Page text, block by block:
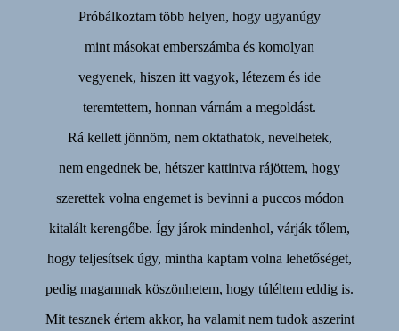
Próbálkoztam több helyen, hogy ugyanúgy
mint másokat emberszámba és komolyan
vegyenek, hiszen itt vagyok, létezem és ide
teremtettem, honnan várnám a megoldást.
Rá kellett jönnöm, nem oktathatok, nevelhetek,
nem engednek be, hétszer kattintva rájöttem, hogy
szerettek volna engemet is bevinni a puccos módon
kitalált kerengőbe. Így járok mindenhol, várják tőlem,
hogy teljesítsek úgy, mintha kaptam volna lehetőséget,
pedig magamnak köszönhetem, hogy túléltem eddig is.
Mit tesznek értem akkor, ha valamit nem tudok aszerint